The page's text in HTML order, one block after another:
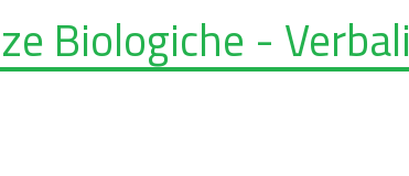
Biologiche -